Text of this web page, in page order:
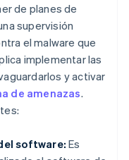
de planes de
supervisión
el malware que
implementar las
y activar
de amenazas.
software: Es